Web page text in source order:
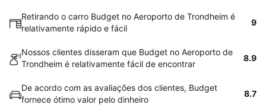
Retirando o carro Budget no Aeroporto de Trondheim é
relativamente rápido e fácil
9
Nossos clientes disseram que Budget no Aeroporto de
Trondheim é relativamente fácil de encontrar
8.9
De acordo com as avaliações dos clientes, Budget
fornece ótimo valor pelo dinheiro
8.7